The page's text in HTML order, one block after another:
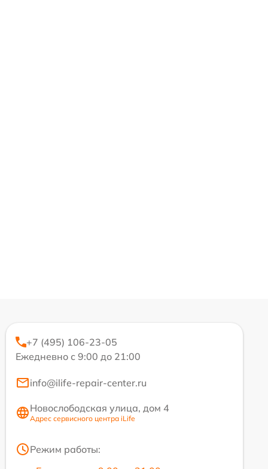
+7 (495) 106-23-05
Ежедневно с 9:00 до 21:00
info@ilife-repair-center.ru
Новослободская улица, дом 4
Адрес сервисного центра iLife
Режим работы: